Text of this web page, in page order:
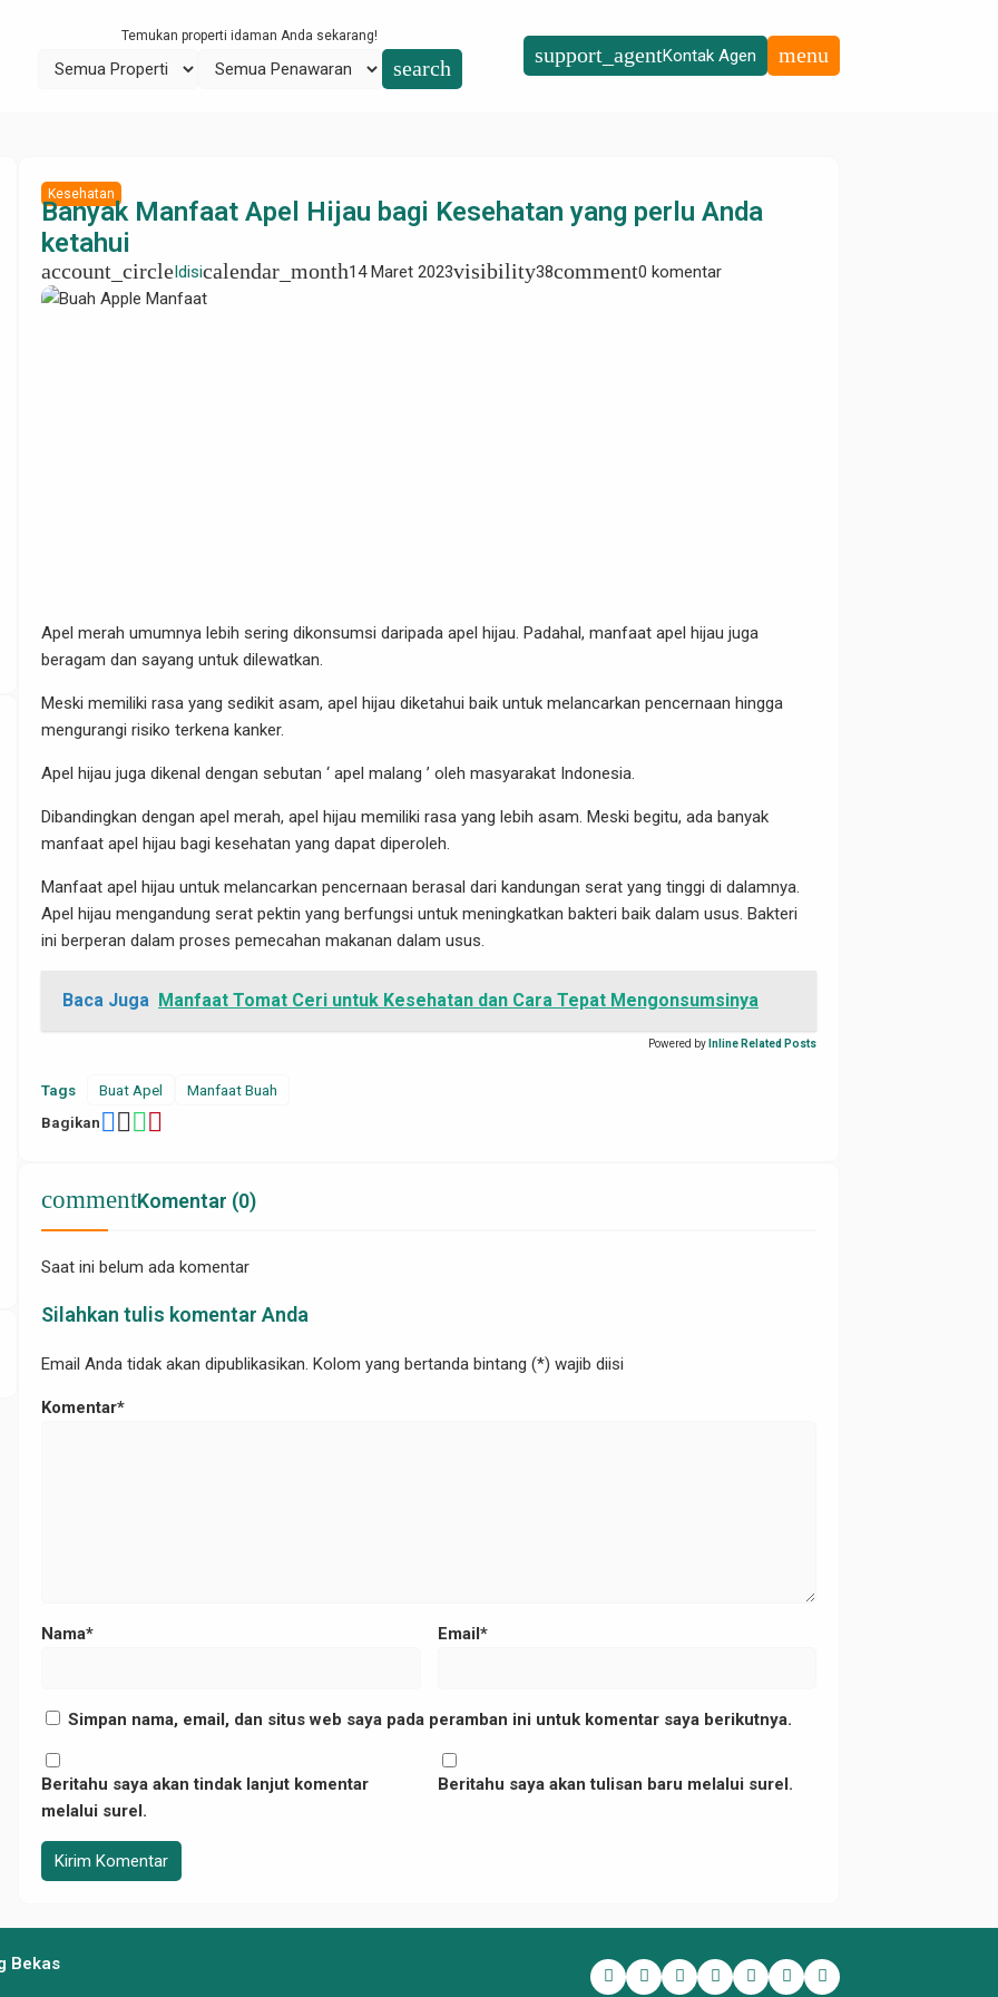
Temukan properti idaman Anda sekarang!
search
support_agentKontak Agen menu
Kesehatan
Banyak Manfaat Apel Hijau bagi Kesehatan yang perlu Anda
ketahui
account_circleIdisicalendar_month14 Maret 2023visibility38comment0 komentar
Apel merah umumnya lebih sering dikonsumsi daripada apel hijau. Padahal, manfaat apel hijau juga
beragam dan sayang untuk dilewatkan.
Meski memiliki rasa yang sedikit asam, apel hijau diketahui baik untuk melancarkan pencernaan hingga
mengurangi risiko terkena kanker.
Apel hijau juga dikenal dengan sebutan ‘ apel malang ’ oleh masyarakat Indonesia.
Dibandingkan dengan apel merah, apel hijau memiliki rasa yang lebih asam. Meski begitu, ada banyak
manfaat apel hijau bagi kesehatan yang dapat diperoleh.
Manfaat apel hijau untuk melancarkan pencernaan berasal dari kandungan serat yang tinggi di dalamnya.
Apel hijau mengandung serat pektin yang berfungsi untuk meningkatkan bakteri baik dalam usus. Bakteri
ini berperan dalam proses pemecahan makanan dalam usus.
Baca Juga Manfaat Tomat Ceri untuk Kesehatan dan Cara Tepat Mengonsumsinya
Powered by Inline Related Posts
Tags Buat Apel
Manfaat Buah
Bagikan
commentKomentar (0)
Saat ini belum ada komentar
Silahkan tulis komentar Anda
Email Anda tidak akan dipublikasikan. Kolom yang bertanda bintang (*) wajib diisi
Komentar*
Nama* Email*
Simpan nama, email, dan situs web saya pada peramban ini untuk komentar saya berikutnya.
Beritahu saya akan tindak lanjut komentar
melalui surel.
Beritahu saya akan tulisan baru melalui surel.
Bekas